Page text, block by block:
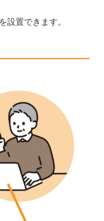
設置できます。